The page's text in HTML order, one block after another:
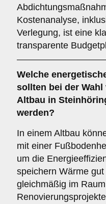
Kostenanalyse,
Verlegung, ist eine
transparente
Welche
sollten bei der
Altbau in
werden?
In einem Altbau
mit einer
um die
speichern Wärme
gleichmäßig im